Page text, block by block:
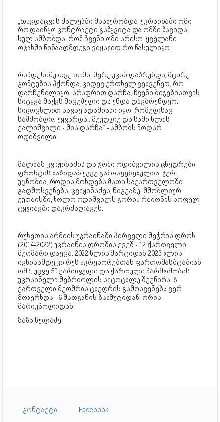
„თავდაცვის ძალებში მსახურობდა, უკრაინაში ომი
რო დაიწყო კონტრაქტი გაწყვიტა და ომში წავიდა.
სულ ამბობდა, რომ ჩვენი ომი არისო. ყველანი
ოჯახში წინააღმდეგი ვიყავით რო წასულიყო.
რამდენიმე თვე იომა, მერე უკან დაბრუნდა, მცირე
კონტუზია ჰქონდა, კიდევ ერთხელ ვეხვეწეთ, რო
დარჩენილიყო. არაფრით დარჩა, ჩვენი ბიჭებისთვის
სიტყვა მაქვს მიცემული და უნდა დავბრუნდეო.
სიცოცხლით სავსე ადამიანი იყო, რომელსაც
სამშობლო უყვარდა...მეუღლე და სამი წლის
ქალიშვილი - მია დარჩა“ - ამბობს ნოდარ
ოდიშვილი.
მალხაზ კვიჟინაძის და ჯონი ოდიშვილის ცხედრები
ფრონტის ხაზიდან უკვე გამოსვენებულია, ჯერ
უცნობია, როდის მოხდება მათი საქართველოში
გადმოსვენება. კვიჟინაძეს, ნიკეაზე, მშობლიურ
ქუთაისში, ხოლო ოდიშვილს გორის რაიონის სოფელ
ტყვიავში დაკრძალავენ.
რუსეთის არმიის უკრაინაში პირველი შეჭრის დროს
(2014-2022) უკრაინის დროშის ქვეშ - 12 ქართველი
მეომარი დაეცა. 2022 წლის მარტიდან 2023 წლის
ივნისამდე კი რუს აგრესორებთან ფართომასშტაბიან
ომს, უკვე 50 ქართველი და ქართული წარმოშობის
უკრაინელი მებრძოლის სიცოცხლე შეეწირა. 8
ქართველი მეომრის ცხედრის გამოსვენება ვერ
მოხერხდა - 6 მათგანის ბახმუტიდან, ორის -
მარიუპოლიდან.
ზაზა წულაძე
კონტაქტი
Facebook